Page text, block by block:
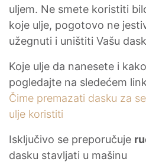
uljem. Ne smete koristiti
koje ulje, pogotovo ne
užegnuti i uništiti Vašu
Koje ulje da nanesete i
pogledajte na sledećem
Čime premazati dasku za
ulje koristiti
Isključivo se preporučuje
dasku stavljati u mašinu